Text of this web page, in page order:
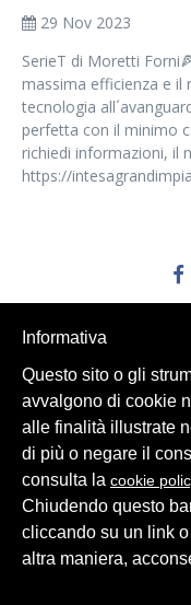
29 Nov 2023
SerieT di Moretti
massima efficienza e il
tecnologia
perfetta con il minimo
richiedi informazioni, il
https://
© 2026 Intesa Grandi
Informativa
Questo sito o gli
avvalgono di cookie
alle finalità illustrate
di più o negare il
consulta la cookie
Chiudendo questo
cliccando su un link
altra maniera,